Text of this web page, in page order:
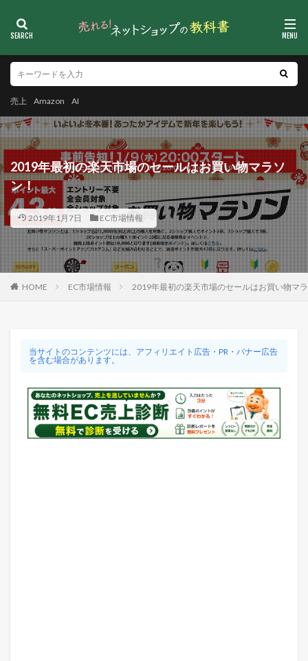
売上 Amazon AI
2019年最初の楽天市場のセールはお買い物マラソ
ン！
2019年1月7日 EC市場情報
HOME EC市場情報 2019年最初の楽天市場のセールはお買い物マ
当サイトのコンテンツには、アフィリエイト広告・PR・バナー広告
を含む場合があります。